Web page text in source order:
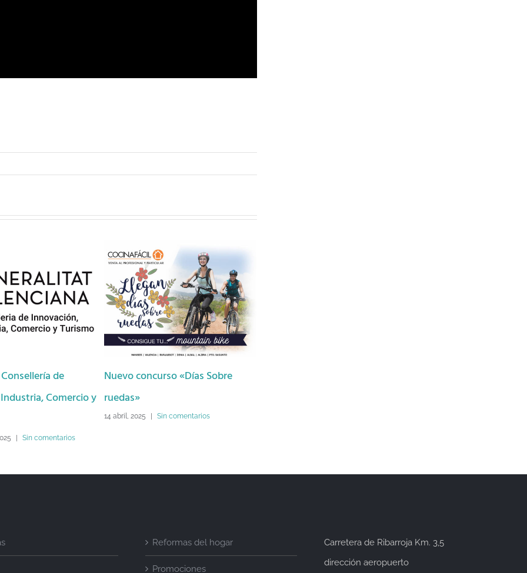
y
Nuevo concurso «Días Sobre
ruedas»
Sin comentarios
Concurso San Valentín 2025
Reformas del hogar
Promociones
Carretera de Ribarroja Km. 3,5
dirección aeropuerto